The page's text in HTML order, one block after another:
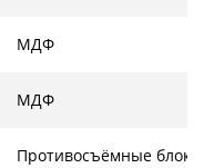
МДФ
МДФ
Противосъёмные